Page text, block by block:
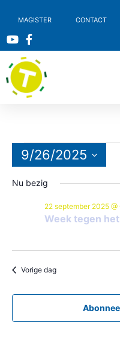
MAGISTER CONTACT
9/26/2025
Selecteer
een
datum.
Nu bezig
Week tegen
22 september 2025
Vorige dag